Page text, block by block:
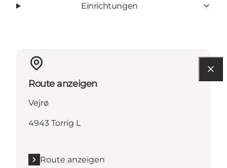
Einrichtungen
Route anzeigen
Vejrø
4943 Torrig L
Route anzeigen